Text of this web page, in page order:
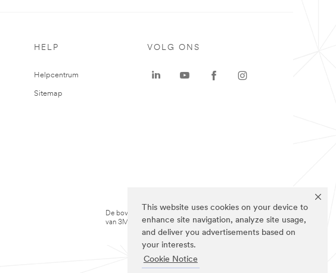
This website uses cookies on your device to
enhance site navigation, analyze site usage,
and deliver you advertisements based on
your interests.
Cookie Notice
HELP
Helpcentrum
Sitemap
VOLG ONS
De bovenstaande merken zijn handelsmerken
van 3M.we